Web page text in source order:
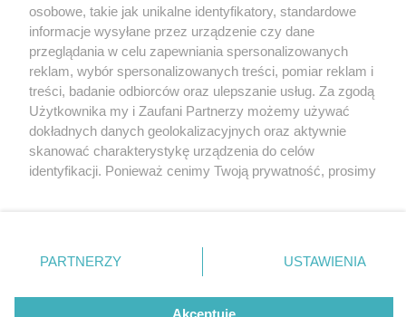
1 / 0
Nie zapomnij
zapoznać się z:
polityką prywatności regulamin korzystania z portali
Twojemiasto
Piekary Śląskie
Chorzów
Tarnowskie Góry
Gliwice
Skontakuj sięz nami
Kontakt
Wydawca
Redakcja
osobowe, takie jak unikalne identyfikatory, standardowe
informacje wysyłane przez urządzenie czy dane
przeglądania w celu zapewniania spersonalizowanych
reklam, wybór spersonalizowanych treści, pomiar reklam i
treści, badanie odbiorców oraz ulepszanie usług. Za zgodą
Użytkownika my i Zaufani Partnerzy możemy używać
dokładnych danych geolokalizacyjnych oraz aktywnie
skanować charakterystykę urządzenia do celów
identyfikacji. Ponieważ cenimy Twoją prywatność, prosimy
prywatności znajdujący się w lewym dolnym rogu strony
. Niektóre rodzaje przetwarzania danych nie wymagają
zgody użytkownika, ale masz prawo sprzeciwić się
takiemu przetwarzaniu. Preferencje będą miały
PARTNERZY USTAWIENIA
Akceptuję